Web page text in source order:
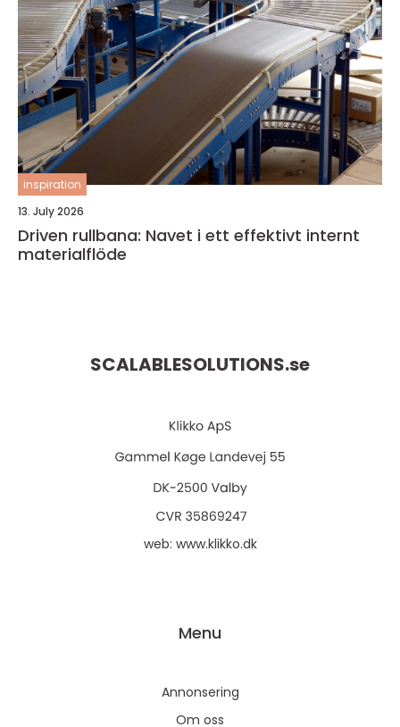
inspiration
13. July 2026
Driven rullbana: Navet i ett effektivt internt
materialflöde
SCALABLESOLUTIONS.se
web: www.klikko.dk
Menu
Annonsering
Om oss